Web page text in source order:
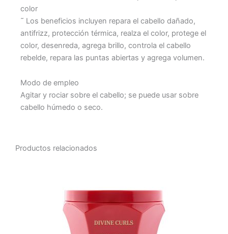
color
˜ Los beneficios incluyen repara el cabello dañado,
antifrizz, protección térmica, realza el color, protege el
color, desenreda, agrega brillo, controla el cabello
rebelde, repara las puntas abiertas y agrega volumen.
Modo de empleo
Agitar y rociar sobre el cabello; se puede usar sobre
cabello húmedo o seco.
Productos relacionados